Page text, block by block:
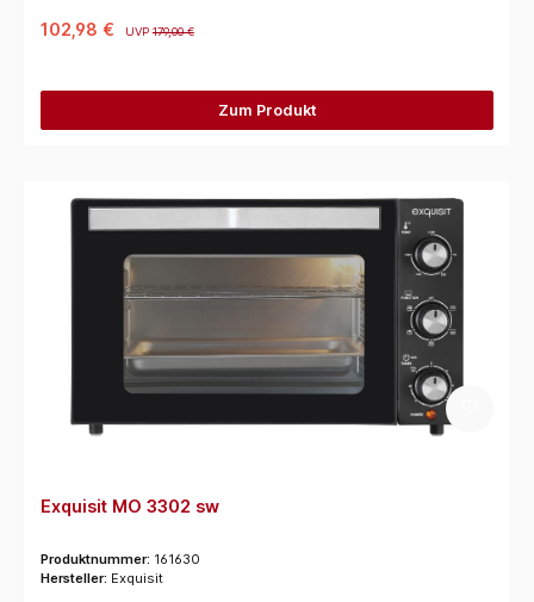
102,98 € UVP179,00 €
Zum Produkt
Exquisit MO 3302 sw
Produktnummer: 161630
Hersteller: Exquisit